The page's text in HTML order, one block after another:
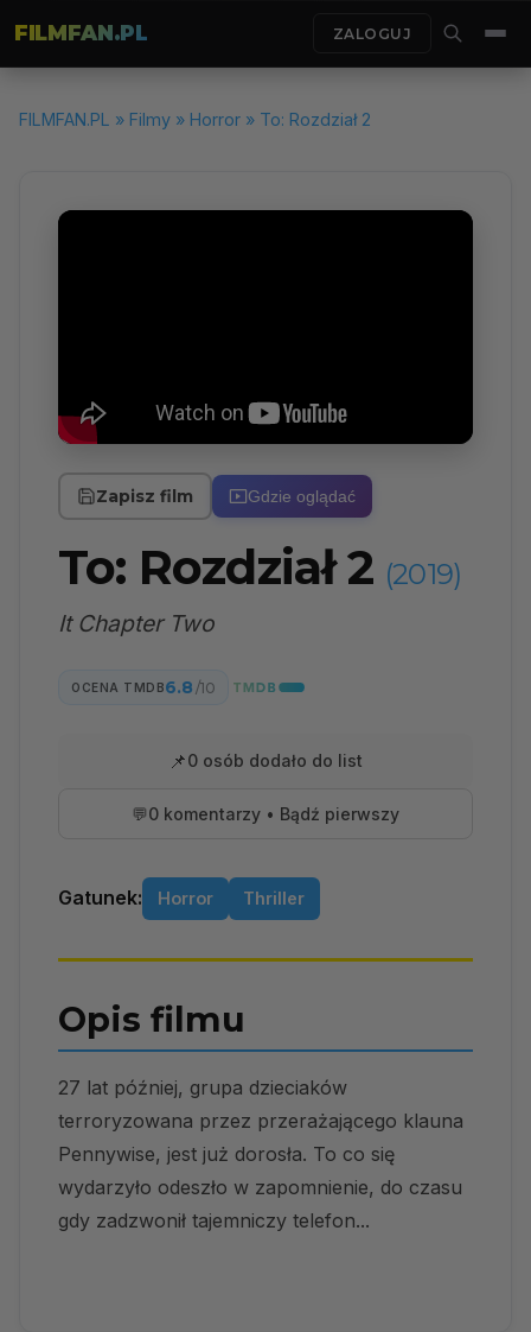
FILMFAN.PL ZALOGUJ
FILMFAN.PL » Filmy » Horror » To: Rozdział 2
Zapisz film Gdzie oglądać
To: Rozdział 2 (2019)
It Chapter Two
OCENA TMDB6.8 /10
📌0 osób dodało do list
💬0 komentarzy • Bądź pierwszy
Gatunek: Horror Thriller
Opis filmu
27 lat później, grupa dzieciaków
terroryzowana przez przerażającego klauna
Pennywise, jest już dorosła. To co się
wydarzyło odeszło w zapomnienie, do czasu
gdy zadzwonił tajemniczy telefon...